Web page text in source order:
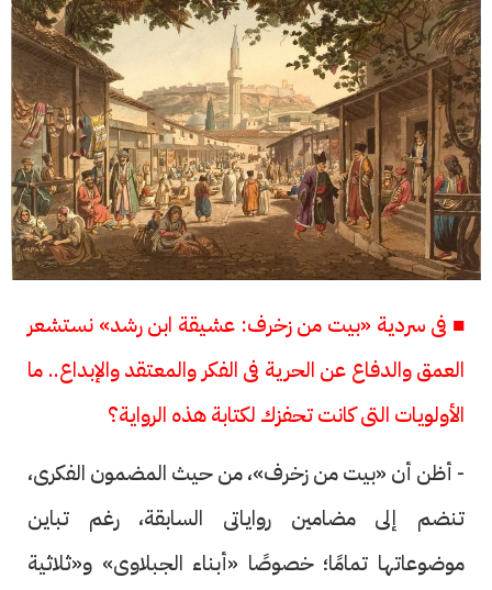
■ فى سردية «بيت من زخرف: عشيقة ابن رشد» نستشعر
العمق والدفاع عن الحرية فى الفكر والمعتقد والإبداع.. ما
الأولويات التى كانت تحفزك لكتابة هذه الرواية؟
- أظن أن «بيت من زخرف»، من حيث المضمون الفكرى،
تنضم إلى مضامين رواياتى السابقة، رغم تباين
موضوعاتها تمامًا؛ خصوصًا «أبناء الجبلاوى» و«ثلاثية